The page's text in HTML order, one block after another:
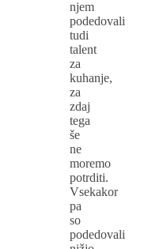
njem
podedovali
tudi
talent
za
kuhanje,
za
zdaj
tega
še
ne
moremo
potrditi.
Vsekakor
pa
so
podedovali